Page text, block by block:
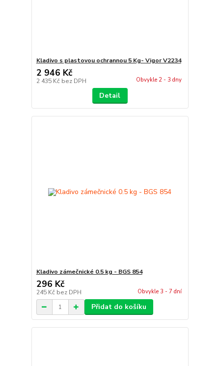
Kladivo s plastovou ochrannou 5 Kg- Vigor V2234
2 946 Kč
2 435 Kč bez DPH Obvykle 2 - 3 dny
Detail
Kladivo zámečnické 0.5 kg - BGS 854
296 Kč
245 Kč bez DPH Obvykle 3 - 7 dní
Přidat do košíku